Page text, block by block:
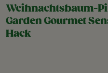
Weihnachtsbaum-
Garden Gourmet
Hack